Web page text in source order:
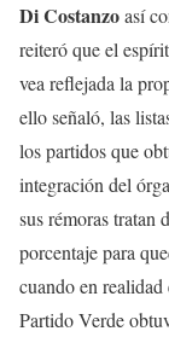
Di Costanzoasí
reiteró que el
vea reflejada la
ello señaló, las
los partidos que
integración del
sus rémoras tratan
porcentaje para
cuando en
Partido Verde